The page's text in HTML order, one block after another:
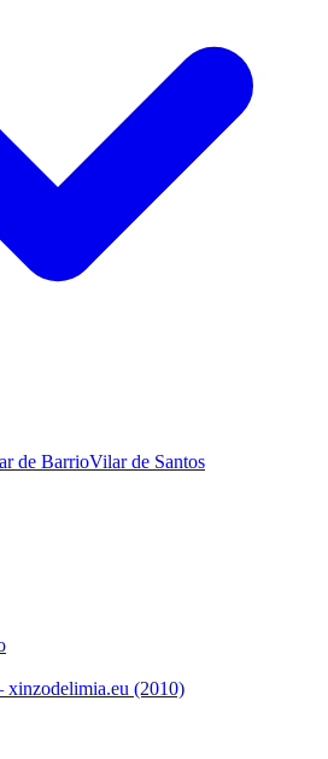
de BarrioVilar de Santos
xinzodelimia.eu (2010)